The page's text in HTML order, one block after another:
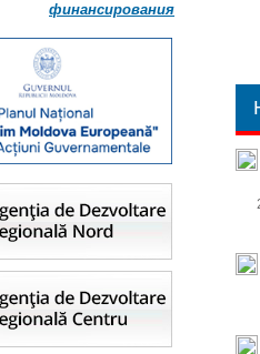
финансирования